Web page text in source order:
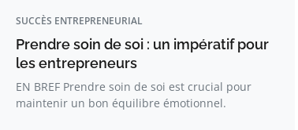
SUCCÈS ENTREPRENEURIAL
Prendre soin de soi : un impératif pour
les entrepreneurs
EN BREF Prendre soin de soi est crucial pour
maintenir un bon équilibre émotionnel.